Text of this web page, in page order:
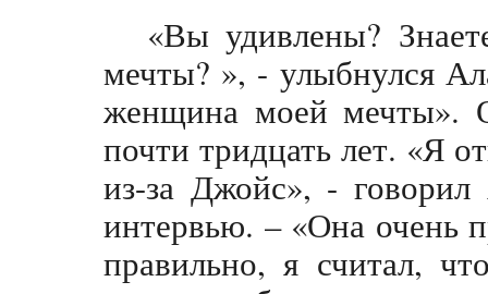
«Вы удивлены?
мечты? », - улыбнулся
женщина моей мечты».
почти тридцать лет. «Я
из-за Джойс», -
интервью. – «Она очень
правильно, я считал,